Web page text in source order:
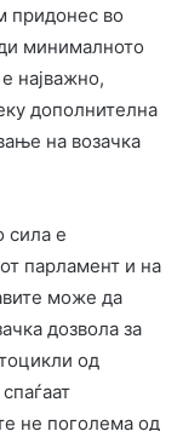
придонес во
минималното
најважно,
дополнителна
на возачка
сила е
парламент и на
може да
дозвола за
од
не поголема од